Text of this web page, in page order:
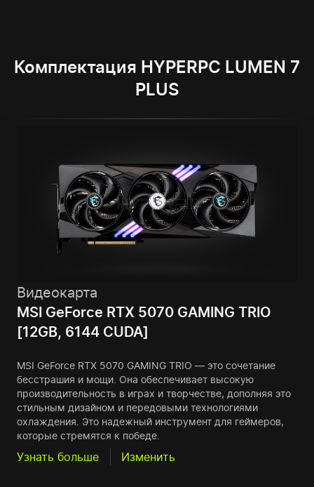
Комплектация HYPERPC LUMEN 7
PLUS
Видеокарта
MSI GeForce RTX 5070 GAMING TRIO
[12GB, 6144 CUDA]
MSI GeForce RTX 5070 GAMING TRIO — это сочетание
бесстрашия и мощи. Она обеспечивает высокую
производительность в играх и творчестве, дополняя это
стильным дизайном и передовыми технологиями
охлаждения. Это надежный инструмент для геймеров,
которые стремятся к победе.
Узнать больше Изменить